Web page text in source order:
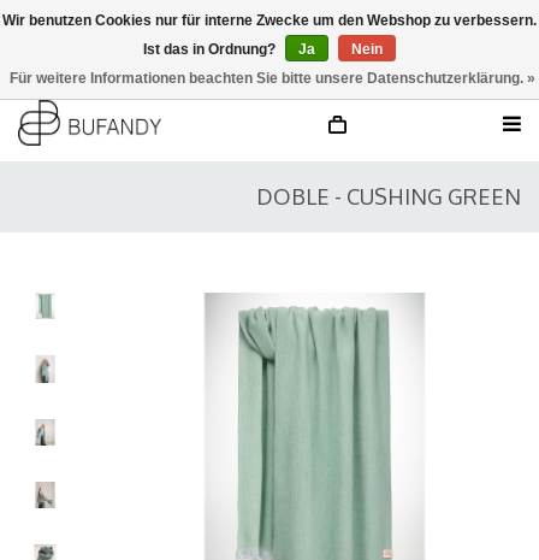
DOBLE - CUSHING GREEN
Wir benutzen Cookies nur für interne Zwecke um den Webshop zu verbessern.
Ist das in Ordnung?
Ja
Nein
Für weitere Informationen beachten Sie bitte unsere Datenschutzerklärung. »